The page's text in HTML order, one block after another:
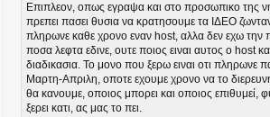
σ
Επιπλεον, οπως εγραψα και στο προσωπικο της
πρεπει πασει θυσια να κρατησουμε τα ΙΔΕΟ
πληρωνε καθε χρονο εναν host, αλλα δεν εχω την
ποσα λεφτα εδινε, ουτε ποιος ειναι αυτος ο host
διαδικασια. Το μονο που ξερω ειναι οτι πληρωνε
Μαρτη-Απριλη, οποτε εχουμε χρονο να το
θα κανουμε, οποιος μπορει και οποιος επιθυμεί,
ξερει κατι, ας μας το πει.